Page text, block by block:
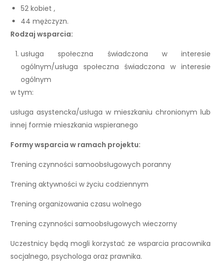
52 kobiet ,
44 mężczyzn.
Rodzaj wsparcia:
usługa społeczna świadczona w interesie
ogólnym/usługa społeczna świadczona w interesie
ogólnym
w tym:
usługa asystencka/usługa w mieszkaniu chronionym lub
innej formie mieszkania wspieranego
Formy wsparcia w ramach projektu:
Trening czynności samoobsługowych poranny
Trening aktywności w życiu codziennym
Trening organizowania czasu wolnego
Trening czynności samoobsługowych wieczorny
Uczestnicy będą mogli korzystać ze wsparcia pracownika
socjalnego, psychologa oraz prawnika.